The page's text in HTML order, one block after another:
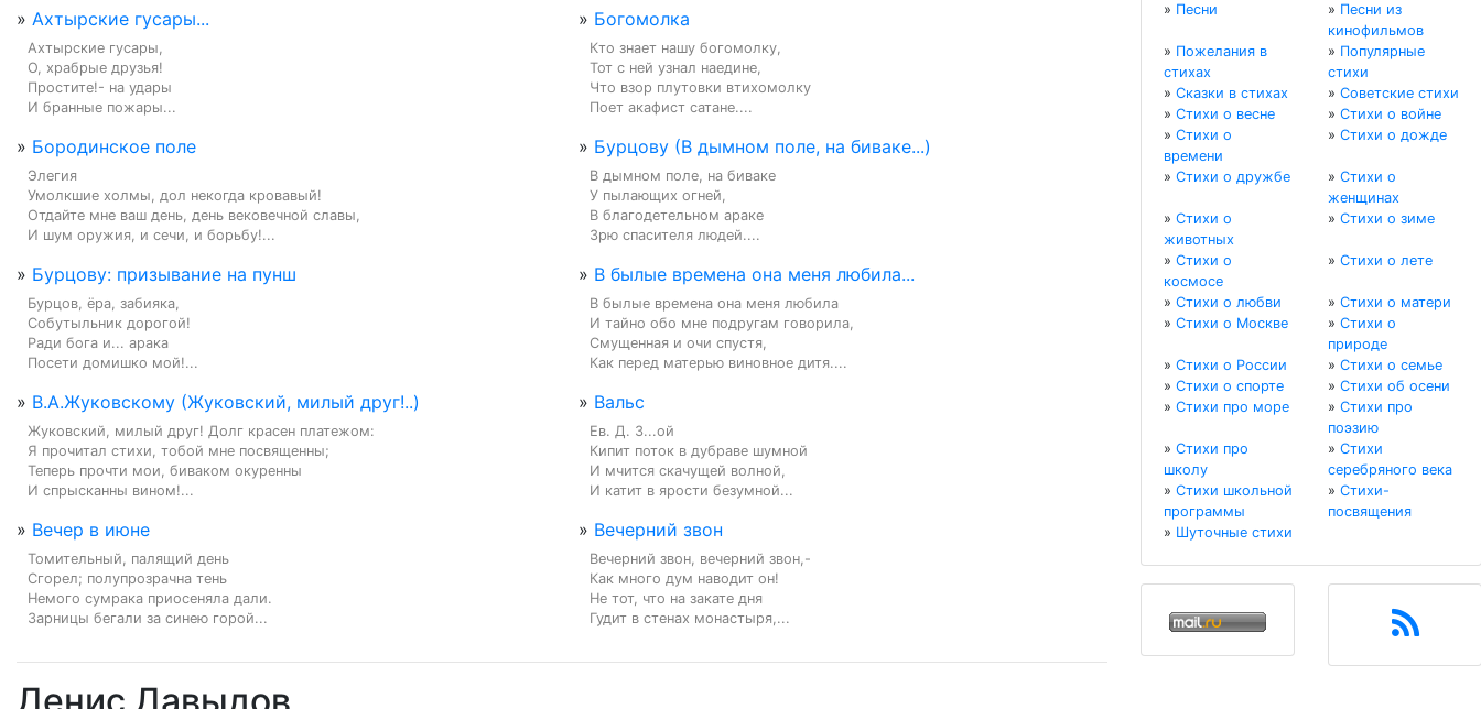
» Ахтырские гусары...
Ахтырские гусары,
О, храбрые друзья!
Простите!- на удары
И бранные пожары...
» Богомолка
Кто знает нашу богомолку,
Тот с ней узнал наедине,
Что взор плутовки втихомолку
Поет акафист сатане....
» Бородинское поле
Элегия
Умолкшие холмы, дол некогда кровавый!
Отдайте мне ваш день, день вековечной славы,
И шум оружия, и сечи, и борьбу!...
» Бурцову (В дымном поле, на биваке...)
В дымном поле, на биваке
У пылающих огней,
В благодетельном араке
Зрю спасителя людей....
» Бурцову: призывание на пунш
Бурцов, ёра, забияка,
Собутыльник дорогой!
Ради бога и... арака
Посети домишко мой!...
» В былые времена она меня любила...
В былые времена она меня любила
И тайно обо мне подругам говорила,
Смущенная и очи спустя,
Как перед матерью виновное дитя....
» В.А.Жуковскому (Жуковский, милый друг!..)
Жуковский, милый друг! Долг красен платежом:
Я прочитал стихи, тобой мне посвященны;
Теперь прочти мои, биваком окуренны
И спрысканны вином!...
» Вальс
Ев. Д. З...ой
Кипит поток в дубраве шумной
И мчится скачущей волной,
И катит в ярости безумной...
» Вечер в июне
Томительный, палящий день
Сгорел; полупрозрачна тень
Немого сумрака приосеняла дали.
Зарницы бегали за синею горой...
» Вечерний звон
Вечерний звон, вечерний звон,-
Как много дум наводит он!
Не тот, что на закате дня
Гудит в стенах монастыря,...
» Песни » Песни из
кинофильмов
» Пожелания в
стихах
» Популярные
стихи
» Сказки в стихах » Советские стихи
» Стихи о весне » Стихи о войне
» Стихи о
времени
» Стихи о дожде
» Стихи о дружбе » Стихи о
женщинах
» Стихи о
животных
» Стихи о зиме
» Стихи о
космосе
» Стихи о лете
» Стихи о любви » Стихи о матери
» Стихи о Москве » Стихи о
природе
» Стихи о России » Стихи о семье
» Стихи о спорте » Стихи об осени
» Стихи про море » Стихи про
поэзию
» Стихи про
школу
» Стихи
серебряного века
» Стихи школьной
программы
» Стихи-
посвящения
» Шуточные стихи